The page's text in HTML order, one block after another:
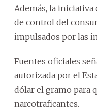
Además, la
de control del
impulsados por las
Fuentes oficiales
autorizada por el
dólar el gramo para
narcotraficantes.